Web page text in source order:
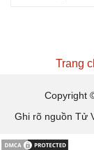
Trang
Copyright
Ghi rõ nguồn Tử